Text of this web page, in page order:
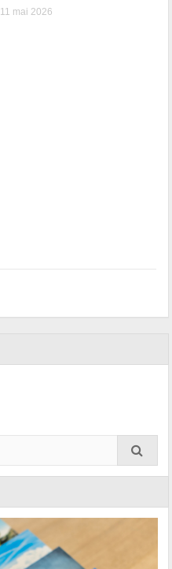
11 mai 2026